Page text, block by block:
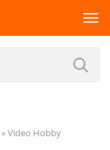
Video Hobby